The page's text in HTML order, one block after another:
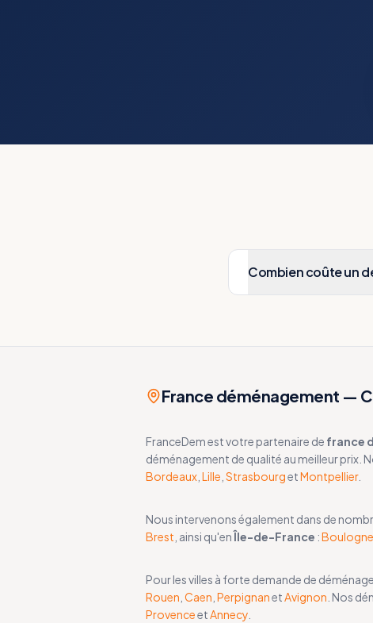
Combien coûte un
France déménagement —
FranceDem est votre partenaire de france
déménagement de qualité au meilleur prix.
Bordeaux Lille StrasbourgetMontpellier.
Nous intervenons également dans de
Brest , ainsi qu'enÎle-de-France :
Pour les villes à forte demande de
Rouen Caen PerpignanetAvignon . Nos
ProvenceetAnnecy